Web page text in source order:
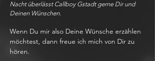
Nacht überlässt Callboy Gstadt gerne Dir und
Deinen Wünschen.
Wenn Du mir also Deine Wünsche erzählen
möchtest, dann freue ich mich von Dir zu
hören.